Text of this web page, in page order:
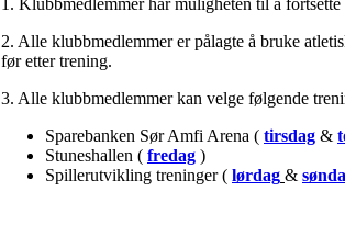
1. Klubbmedlemmer har muligheten til å
2. Alle klubbmedlemmer er pålagte å bruke
før etter trening.
3. Alle klubbmedlemmer kan velge følgende
Sparebanken Sør Amfi Arena ( tirsdag &
Stuneshallen ( fredag )
Spillerutvikling treninger ( lørdag &